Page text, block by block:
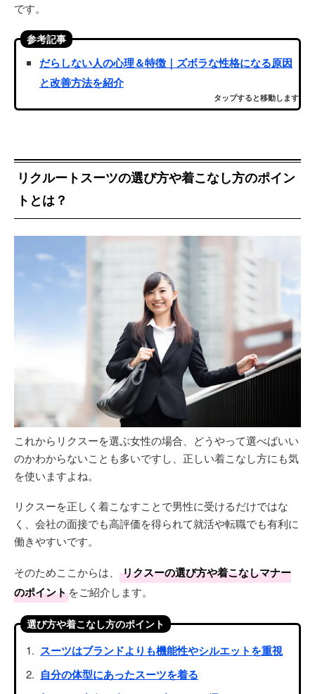
です。
参考記事
だらしない人の心理＆特徴｜ズボラな性格になる原因
と改善方法を紹介
タップすると移動します
リクルートスーツの選び方や着こなし方のポイン
トとは？
これからリクスーを選ぶ女性の場合、どうやって選べばいい
のかわからないことも多いですし、正しい着こなし方にも気
を使いますよね。
リクスーを正しく着こなすことで男性に受けるだけではな
く、会社の面接でも高評価を得られて就活や転職でも有利に
働きやすいです。
そのためここからは、
リクスーの選び方や着こなしマナー
のポイントをご紹介します。
選び方や着こなし方のポイント
スーツはブランドよりも機能性やシルエットを重視
自分の体型にあったスーツを着る